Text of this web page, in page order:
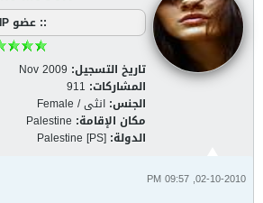
:: عضو VIP ::
تاريخ التسجيل: Nov 2009
المشاركات: 911
الجنس: انثى / Female
مكان الإقامة: Palestine
الدولة: Palestine [PS]
02-10-2010, 09:57 PM